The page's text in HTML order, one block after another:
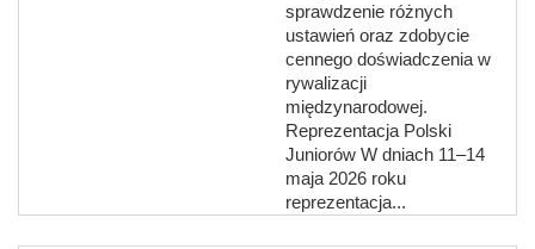
sprawdzenie różnych
ustawień oraz zdobycie
cennego doświadczenia w
rywalizacji
międzynarodowej.
Reprezentacja Polski
Juniorów W dniach 11–14
maja 2026 roku
reprezentacja...